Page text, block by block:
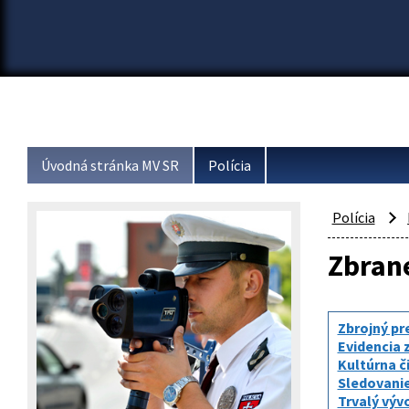
Úvodná stránka MV SR Polícia
Polícia
Zbrojný
Evidencia
Kultúrna
Trvalý